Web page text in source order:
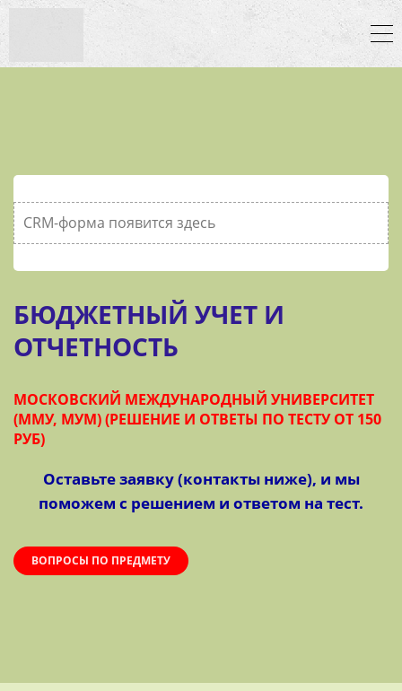
CRM-форма появится здесь
БЮДЖЕТНЫЙ УЧЕТ И
ОТЧЕТНОСТЬ
МОСКОВСКИЙ МЕЖДУНАРОДНЫЙ УНИВЕРСИТЕТ
(ММУ, МУМ) (РЕШЕНИЕ И ОТВЕТЫ ПО ТЕСТУ ОТ 150
РУБ)
Оставьте заявку (контакты ниже), и мы
поможем с решением и ответом на тест.
ВОПРОСЫ ПО ПРЕДМЕТУ